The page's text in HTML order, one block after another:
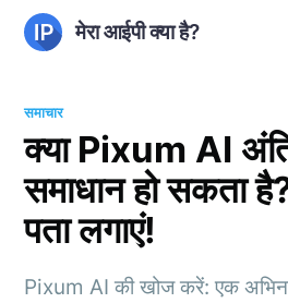
मेरा आईपी क्या है?
समाचार
क्या Pixum AI
समाधान हो सकता
पता लगाएं!
Pixum AI की खोज करें: एक